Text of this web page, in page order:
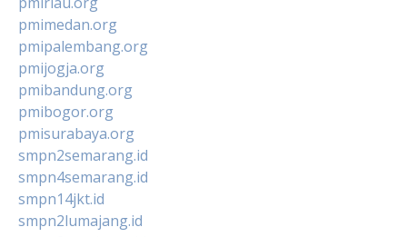
pmimedan.org
pmipalembang.org
pmijogja.org
pmibandung.org
pmibogor.org
pmisurabaya.org
smpn2semarang.id
smpn4semarang.id
smpn14jkt.id
smpn2lumajang.id